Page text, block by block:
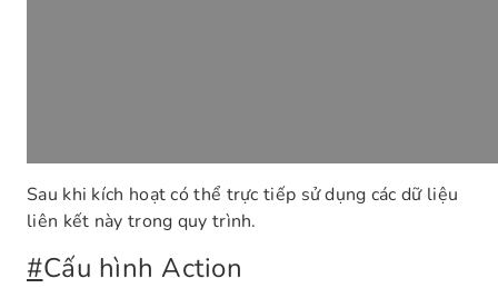
Sau khi kích hoạt có thể trực tiếp sử dụng các dữ liệu
liên kết này trong quy trình.
#Cấu hình Action